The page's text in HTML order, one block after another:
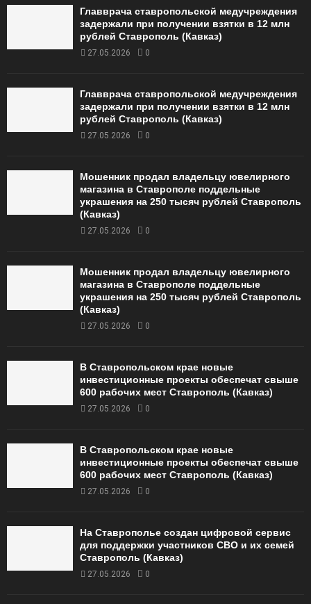
Главврача ставропольской медучреждения
задержали при получении взятки в 12 млн
рублей Ставрополь (Кавказ)
27.05.2026 0
Главврача ставропольской медучреждения
задержали при получении взятки в 12 млн
рублей Ставрополь (Кавказ)
27.05.2026 0
Мошенник продал владельцу ювелирного
магазина в Ставрополе поддельные
украшения на 250 тысяч рублей Ставрополь
(Кавказ)
27.05.2026 0
Мошенник продал владельцу ювелирного
магазина в Ставрополе поддельные
украшения на 250 тысяч рублей Ставрополь
(Кавказ)
27.05.2026 0
В Ставропольском крае новые
инвестиционные проекты обеспечат свыше
600 рабочих мест Ставрополь (Кавказ)
27.05.2026 0
В Ставропольском крае новые
инвестиционные проекты обеспечат свыше
600 рабочих мест Ставрополь (Кавказ)
27.05.2026 0
На Ставрополье создан цифровой сервис
для поддержки участников СВО и их семей
Ставрополь (Кавказ)
27.05.2026 0